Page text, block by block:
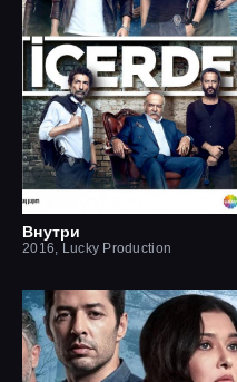
Внутри
2016, Lucky Production